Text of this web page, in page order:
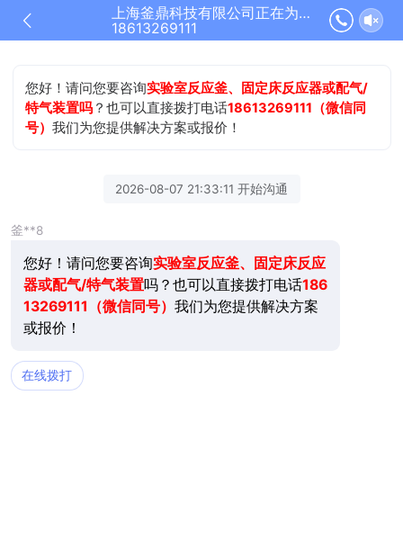
上海釜鼎科技有限公司正在为您服务
18613269111
您好！请问您要咨询实验室反应釜、固定床反应器或配气/
特气装置吗 ？也可以直接拨打电话18613269111（微信同
号）我们为您提供解决方案或报价！
2026-08-07 21:33:11 开始沟通
釜**8
您好！请问您要咨询实验室反应釜、固定床反应
器或配气/特气装置吗？也可以直接拨打电话186
13269111（微信同号） 我们为您提供解决方案
或报价！
在线拨打